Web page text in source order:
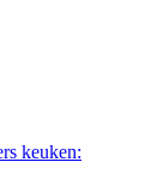
keuken: